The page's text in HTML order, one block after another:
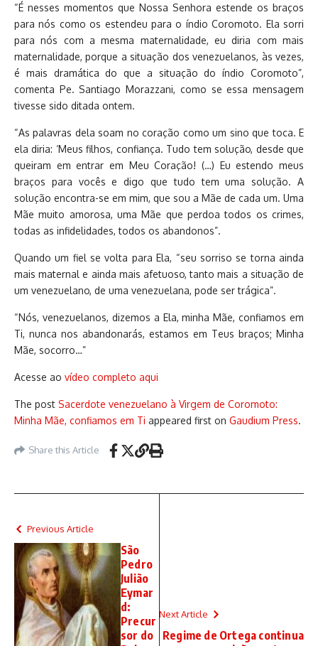
“É nesses momentos que Nossa Senhora estende os braços
para nós como os estendeu para o índio Coromoto. Ela sorri
para nós com a mesma maternalidade, eu diria com mais
maternalidade, porque a situação dos venezuelanos, às vezes,
é mais dramática do que a situação do índio Coromoto”,
comenta Pe. Santiago Morazzani, como se essa mensagem
tivesse sido ditada ontem.
“As palavras dela soam no coração como um sino que toca. E
ela diria: ‘Meus filhos, confiança. Tudo tem solução, desde que
queiram em entrar em Meu Coração! (…) Eu estendo meus
braços para vocês e digo que tudo tem uma solução. A
solução encontra-se em mim, que sou a Mãe de cada um. Uma
Mãe muito amorosa, uma Mãe que perdoa todos os crimes,
todas as infidelidades, todos os abandonos”.
Quando um fiel se volta para Ela, “seu sorriso se torna ainda
mais maternal e ainda mais afetuoso, tanto mais a situação de
um venezuelano, de uma venezuelana, pode ser trágica”.
“Nós, venezuelanos, dizemos a Ela, minha Mãe, confiamos em
Ti, nunca nos abandonarás, estamos em Teus braços; Minha
Mãe, socorro…”
Acesse ao vídeo completo aqui
The post Sacerdote venezuelano à Virgem de Coromoto:
Minha Mãe, confiamos em Ti appeared first on Gaudium Press.
Share this Article
Previous Article
São
Pedro
Julião
Eymar
d:
Precur
sor do
Next Article
Regime de Ortega continua